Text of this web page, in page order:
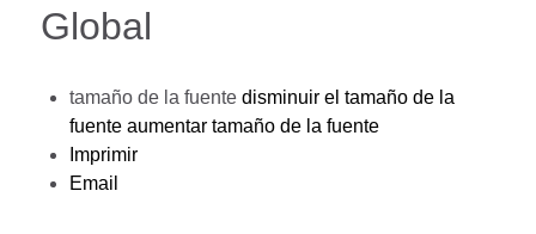
Global
tamaño de la fuente disminuir el tamaño de la
fuente aumentar tamaño de la fuente
Imprimir
Email